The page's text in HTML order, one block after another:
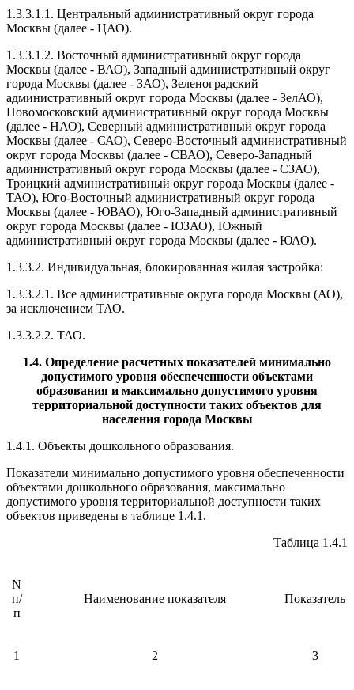
1.3.3.1.1. Центральный административный округ города
Москвы (далее - ЦАО).
1.3.3.1.2. Восточный административный округ города
Москвы (далее - ВАО), Западный административный округ
города Москвы (далее - ЗАО), Зеленоградский
административный округ города Москвы (далее - ЗелАО),
Новомосковский административный округ города Москвы
(далее - НАО), Северный административный округ города
Москвы (далее - САО), Северо-Восточный административный
округ города Москвы (далее - СВАО), Северо-Западный
административный округ города Москвы (далее - СЗАО),
Троицкий административный округ города Москвы (далее -
ТАО), Юго-Восточный административный округ города
Москвы (далее - ЮВАО), Юго-Западный административный
округ города Москвы (далее - ЮЗАО), Южный
административный округ города Москвы (далее - ЮАО).
1.3.3.2. Индивидуальная, блокированная жилая застройка:
1.3.3.2.1. Все административные округа города Москвы (АО),
за исключением ТАО.
1.3.3.2.2. ТАО.
1.4. Определение расчетных показателей минимально
допустимого уровня обеспеченности объектами
образования и максимально допустимого уровня
территориальной доступности таких объектов для
населения города Москвы
1.4.1. Объекты дошкольного образования.
Показатели минимально допустимого уровня обеспеченности
объектами дошкольного образования, максимально
допустимого уровня территориальной доступности таких
объектов приведены в таблице 1.4.1.
Таблица 1.4.1
N
п/
п
Наименование показателя Показатель
1 2 3